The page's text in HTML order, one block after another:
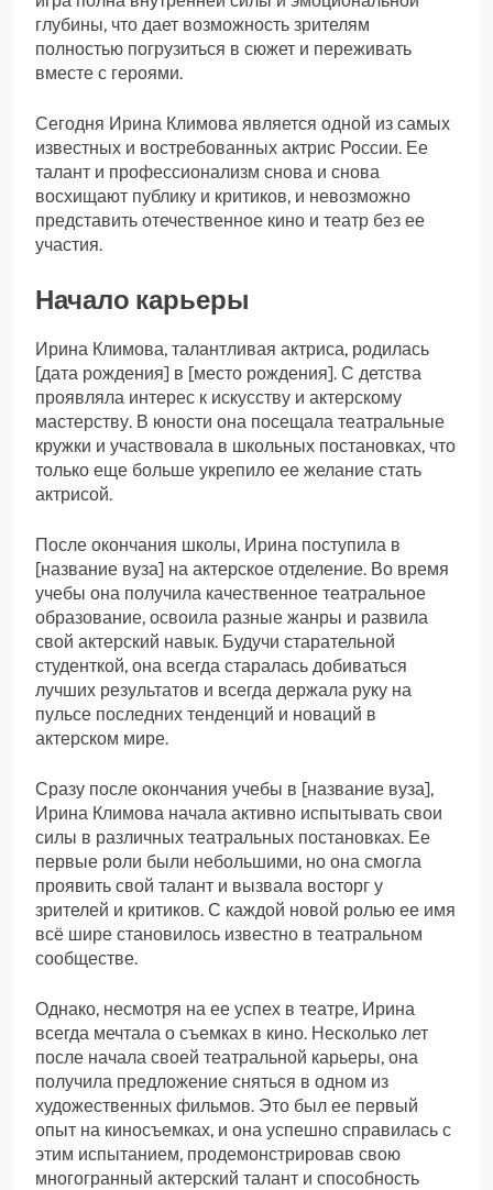
глубины, что дает возможность зрителям
полностью погрузиться в сюжет и переживать
вместе с героями.
Сегодня Ирина Климова является одной из самых
известных и востребованных актрис России. Ее
талант и профессионализм снова и снова
восхищают публику и критиков, и невозможно
представить отечественное кино и театр без ее
участия.
Начало карьеры
Ирина Климова, талантливая актриса, родилась
[дата рождения] в [место рождения]. С детства
проявляла интерес к искусству и актерскому
мастерству. В юности она посещала театральные
кружки и участвовала в школьных постановках, что
только еще больше укрепило ее желание стать
актрисой.
После окончания школы, Ирина поступила в
[название вуза] на актерское отделение. Во время
учебы она получила качественное театральное
образование, освоила разные жанры и развила
свой актерский навык. Будучи старательной
студенткой, она всегда старалась добиваться
лучших результатов и всегда держала руку на
пульсе последних тенденций и новаций в
актерском мире.
Сразу после окончания учебы в [название вуза],
Ирина Климова начала активно испытывать свои
силы в различных театральных постановках. Ее
первые роли были небольшими, но она смогла
проявить свой талант и вызвала восторг у
зрителей и критиков. С каждой новой ролью ее имя
всё шире становилось известно в театральном
сообществе.
Однако, несмотря на ее успех в театре, Ирина
всегда мечтала о съемках в кино. Несколько лет
после начала своей театральной карьеры, она
получила предложение сняться в одном из
художественных фильмов. Это был ее первый
опыт на киносъемках, и она успешно справилась с
этим испытанием, продемонстрировав свою
многогранный актерский талант и способность